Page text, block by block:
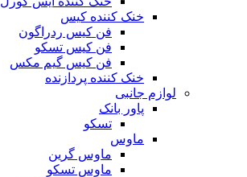
خنک کننده کیس
فن کیس ردراگون
فن کیس تسکو
فن کیس گیم مکس
خنک کننده پردازنده
لوازم جانبی
پاور بانک
تسکو
ماوس
ماوس گرین
ماوس تسکو